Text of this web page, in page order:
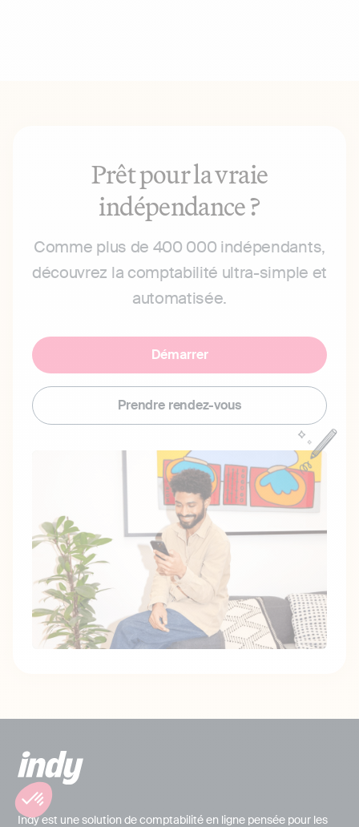
Prêt pour la vraie
indépendance ?
Comme plus de 400 000 indépendants,
découvrez la comptabilité ultra-simple et
automatisée.
Démarrer
Prendre rendez-vous
Indy est une solution de comptabilité en ligne pensée pour les